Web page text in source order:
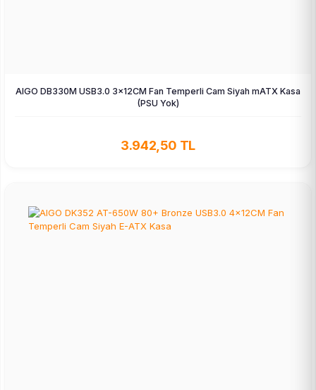
AIGO DB330M USB3.0 3×12CM Fan Temperli Cam Siyah mATX Kasa
(PSU Yok)
3.942,50 TL